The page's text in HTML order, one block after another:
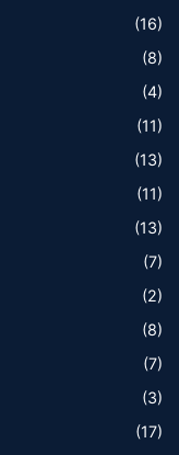
(16)
(8)
(4)
(11)
(13)
(11)
(13)
(7)
(2)
(8)
(7)
(3)
(17)